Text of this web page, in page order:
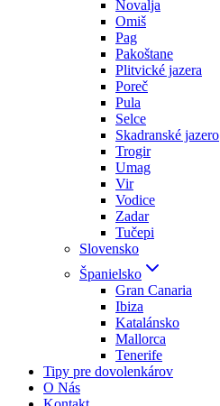
Novalja
Omiš
Pag
Pakoštane
Plitvické jazera
Poreč
Pula
Selce
Skadranské jazero
Trogir
Umag
Vir
Vodice
Zadar
Tučepi
Slovensko
Španielsko
Gran Canaria
Ibiza
Katalánsko
Mallorca
Tenerife
Tipy pre dovolenkárov
O Nás